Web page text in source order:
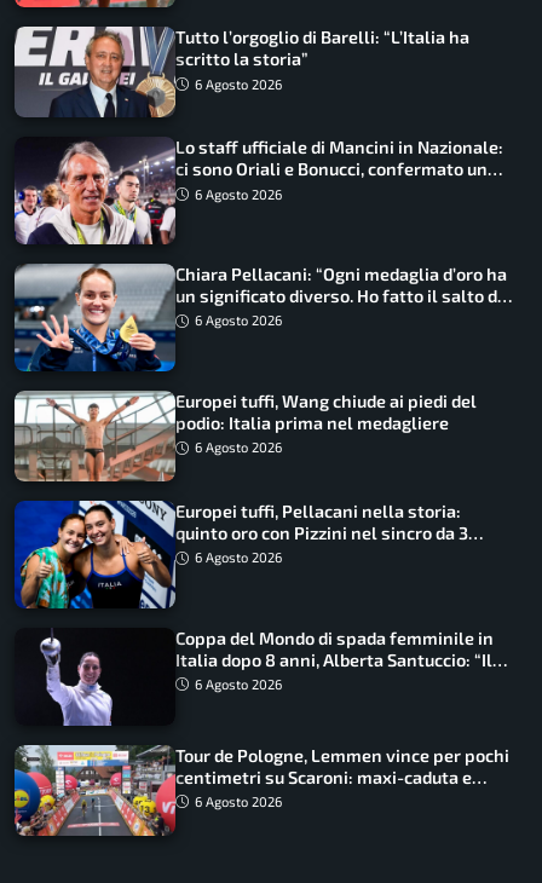
Tutto l’orgoglio di Barelli: “L’Italia ha
scritto la storia”
6 Agosto 2026
Lo staff ufficiale di Mancini in Nazionale:
ci sono Oriali e Bonucci, confermato un
ritorno
6 Agosto 2026
Chiara Pellacani: “Ogni medaglia d’oro ha
un significato diverso. Ho fatto il salto di
qualità”
6 Agosto 2026
Europei tuffi, Wang chiude ai piedi del
podio: Italia prima nel medagliere
6 Agosto 2026
Europei tuffi, Pellacani nella storia:
quinto oro con Pizzini nel sincro da 3
metri
6 Agosto 2026
Coppa del Mondo di spada femminile in
Italia dopo 8 anni, Alberta Santuccio: “Il
lavoro dà sempre i suoi frutti”
6 Agosto 2026
Tour de Pologne, Lemmen vince per pochi
centimetri su Scaroni: maxi-caduta e
tappa accorciata
6 Agosto 2026